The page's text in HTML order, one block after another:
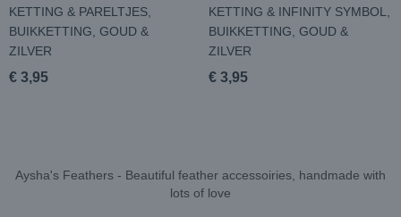
KETTING & PARELTJES,
BUIKKETTING, GOUD &
ZILVER
€ 3,95
KETTING & INFINITY SYMBOL,
BUIKKETTING, GOUD &
ZILVER
€ 3,95
Aysha's Feathers - Beautiful feather accessoiries, handmade with
lots of love